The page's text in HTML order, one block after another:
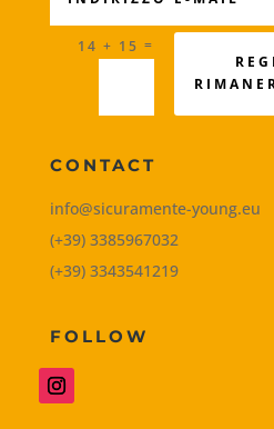
14 + 15 =
CONTACT
info@sicuramente-young.eu
(+39) 3385967032
(+39) 3343541219
FOLLOW